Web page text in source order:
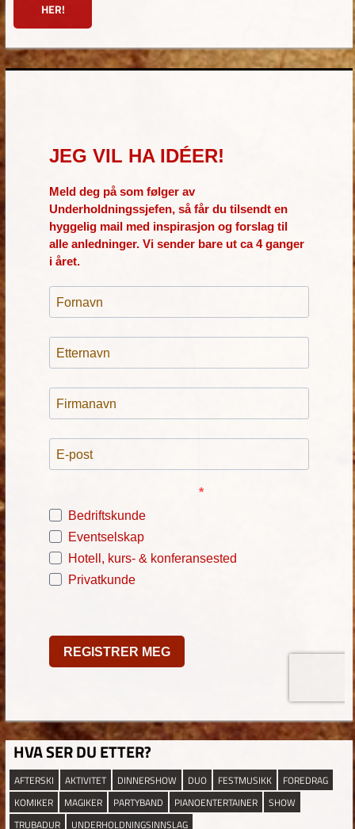
HER!
HVA SER DU ETTER?
AFTERSKI AKTIVITET DINNERSHOW DUO FESTMUSIKK
FOREDRAG
KOMIKER
MAGIKER PARTYBAND PIANOENTERTAINER
SHOW
TRUBADUR
UNDERHOLDNINGSINNSLAG